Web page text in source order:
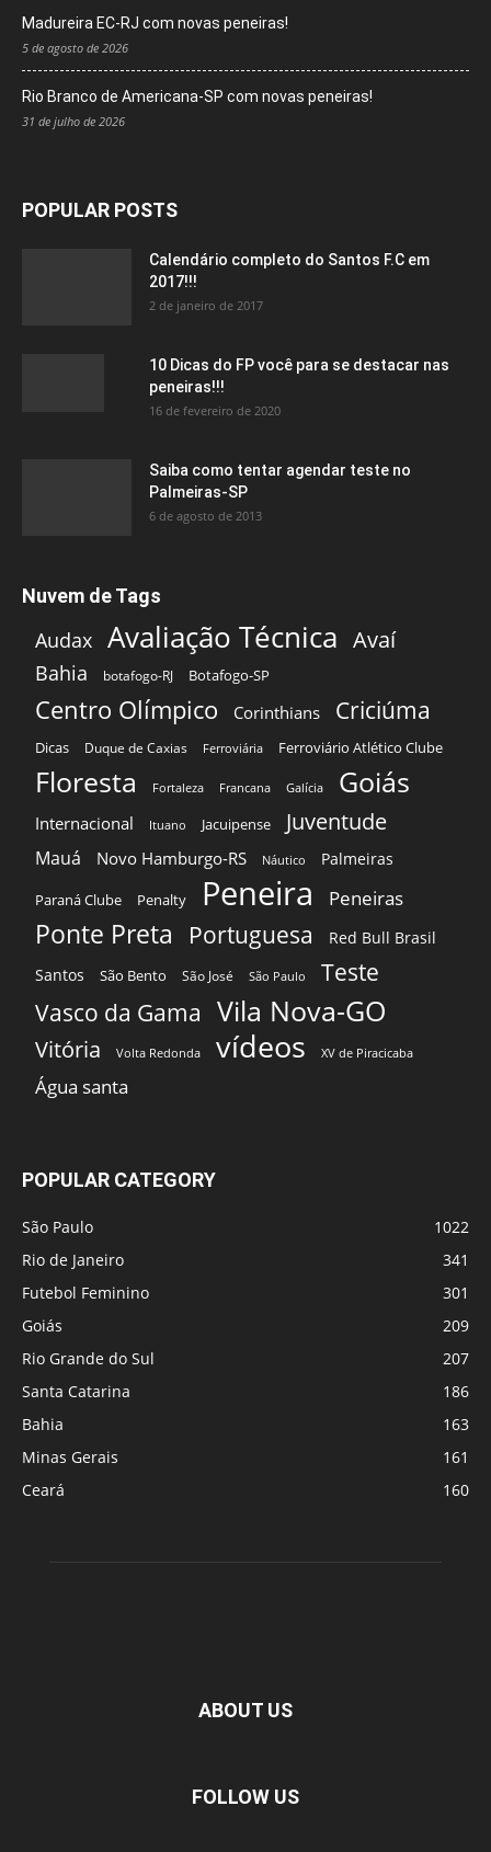
Madureira EC-RJ com novas peneiras!
5 de agosto de 2026
Rio Branco de Americana-SP com novas peneiras!
31 de julho de 2026
POPULAR POSTS
Calendário completo do Santos F.C em
2017!!!
2 de janeiro de 2017
10 Dicas do FP você para se destacar nas
peneiras!!!
16 de fevereiro de 2020
Saiba como tentar agendar teste no
Palmeiras-SP
6 de agosto de 2013
Nuvem de Tags
Audax Avaliação Técnica Avaí
Bahia botafogo-RJ Botafogo-SP
Centro Olímpico Corinthians Criciúma
Dicas Duque de Caxias Ferroviária Ferroviário Atlético Clube
Floresta Fortaleza Francana Galícia Goiás
Internacional Ituano Jacuipense Juventude
Mauá Novo Hamburgo-RS Náutico Palmeiras
Paraná Clube Penalty Peneira Peneiras
Ponte Preta Portuguesa
Red Bull Brasil
Santos
São Bento São José São Paulo Teste
Vasco da Gama Vila Nova-GO
Vitória Volta Redonda vídeos XV de Piracicaba
Água santa
POPULAR CATEGORY
São Paulo
1022
Rio de Janeiro
341
Futebol Feminino
301
Goiás
209
Rio Grande do Sul
207
Santa Catarina
186
Bahia
163
Minas Gerais
161
Ceará
160
ABOUT US
FOLLOW US